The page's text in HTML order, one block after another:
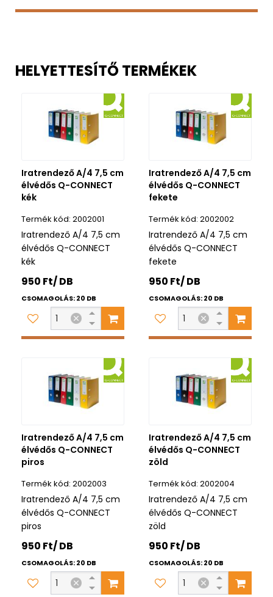
HELYETTESÍTŐ TERMÉKEK
Iratrendező A/4 7,5 cm
élvédős Q-CONNECT
kék
2002001
Iratrendező A/4 7,5 cm
élvédős Q-CONNECT
kék
950 Ft/ DB
CSOMAGOLÁS: 20 DB
Iratrendező A/4 7,5 cm
élvédős Q-CONNECT
fekete
2002002
Iratrendező A/4 7,5 cm
élvédős Q-CONNECT
fekete
950 Ft/ DB
CSOMAGOLÁS: 20 DB
Iratrendező A/4 7,5 cm
élvédős Q-CONNECT
piros
2002003
Iratrendező A/4 7,5 cm
élvédős Q-CONNECT
piros
950 Ft/ DB
CSOMAGOLÁS: 20 DB
Iratrendező A/4 7,5 cm
élvédős Q-CONNECT
zöld
2002004
Iratrendező A/4 7,5 cm
élvédős Q-CONNECT
zöld
950 Ft/ DB
CSOMAGOLÁS: 20 DB